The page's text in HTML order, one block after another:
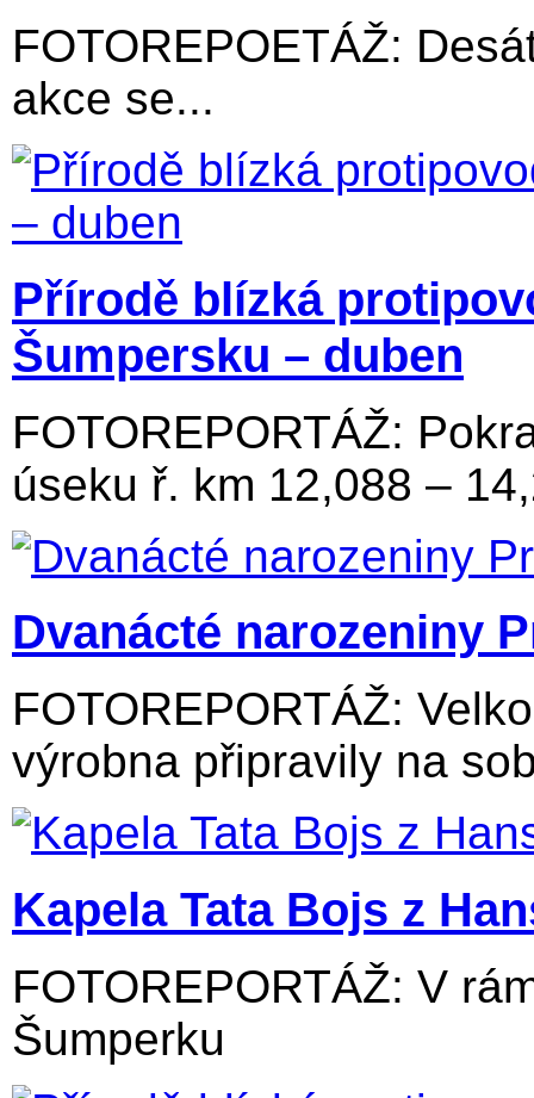
FOTOREPOETÁŽ:
akce se...
Přírodě blízká
Šumpersku – duben
FOTOREPORTÁŽ:
úseku ř. km 12,088 –
Dvanácté narozeniny
FOTOREPORTÁŽ:
výrobna připravily na
Kapela Tata Bojs z
FOTOREPORTÁŽ: V
Šumperku